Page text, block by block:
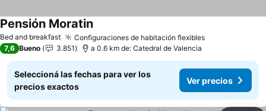
Bed and breakfast Configuraciones de habitación flexiblesVer precios
Pensión MoratinVer precios
7,6 Bueno 3.851 a 0.6 km de: Catedral de Valencia
Seleccioná las fechas para ver los
precios exactos
Ver precios